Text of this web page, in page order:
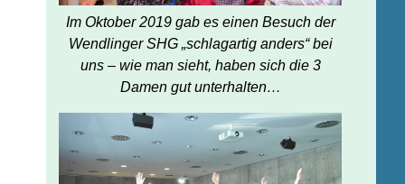
Im Oktober 2019 gab es einen Besuch der
Wendlinger SHG „schlagartig anders“ bei
uns – wie man sieht, haben sich die 3
Damen gut unterhalten…